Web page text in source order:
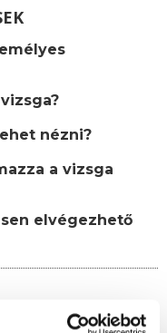
nézni?
a vizsga
elvégezhető